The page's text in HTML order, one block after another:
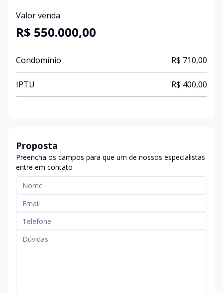
Valor venda
R$ 550.000,00
Condomínio R$ 710,00
IPTU R$ 400,00
Proposta
Preencha os campos para que um de nossos especialistas
entre em contato